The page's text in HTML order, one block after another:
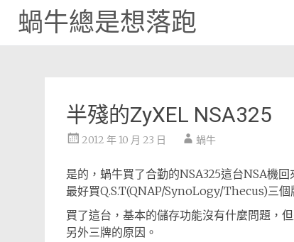
蝸牛總是想落跑
半殘的ZyXEL NSA325
2012 年 10 月 23 日 蝸牛
是的，蝸牛買了合勤的NSA325這台NSA機
最好買Q.S.T(QNAP/SynoLogy/Thecus)三
買了這台，基本的儲存功能沒有什麼問題，
另外三牌的原因。